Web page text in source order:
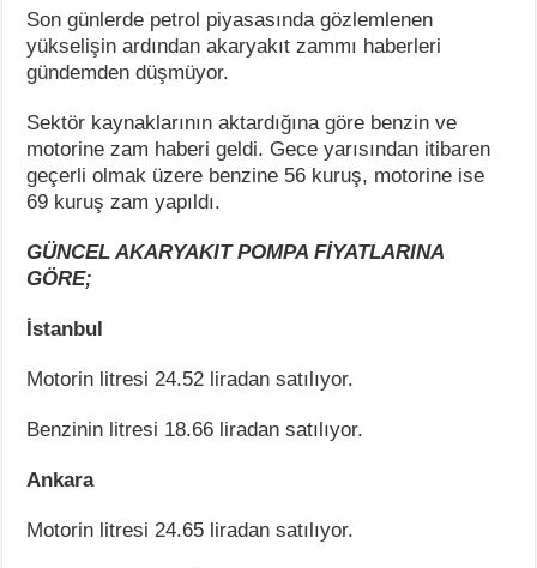
Son günlerde petrol piyasasında gözlemlenen
yükselişin ardından akaryakıt zammı haberleri
gündemden düşmüyor.
Sektör kaynaklarının aktardığına göre benzin ve
motorine zam haberi geldi. Gece yarısından itibaren
geçerli olmak üzere benzine 56 kuruş, motorine ise
69 kuruş zam yapıldı.
GÜNCEL AKARYAKIT POMPA FİYATLARINA
GÖRE;
İstanbul
Motorin litresi 24.52 liradan satılıyor.
Benzinin litresi 18.66 liradan satılıyor.
Ankara
Motorin litresi 24.65 liradan satılıyor.